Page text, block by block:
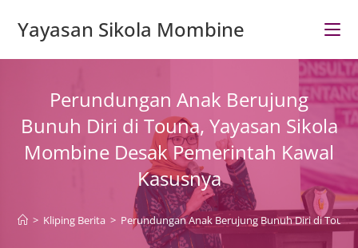
Yayasan Sikola Mombine
Perundungan Anak Berujung
Bunuh Diri di Touna, Yayasan Sikola
Mombine Desak Pemerintah Kawal
Kasusnya
> Kliping Berita > Perundungan Anak Berujung Bunuh Diri di